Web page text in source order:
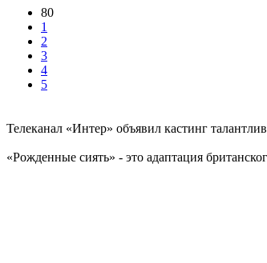
80
1
2
3
4
5
Телеканал «Интер» объявил кастинг
«Рожденные сиять» - это адаптация